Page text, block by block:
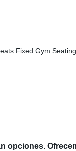
opciones.